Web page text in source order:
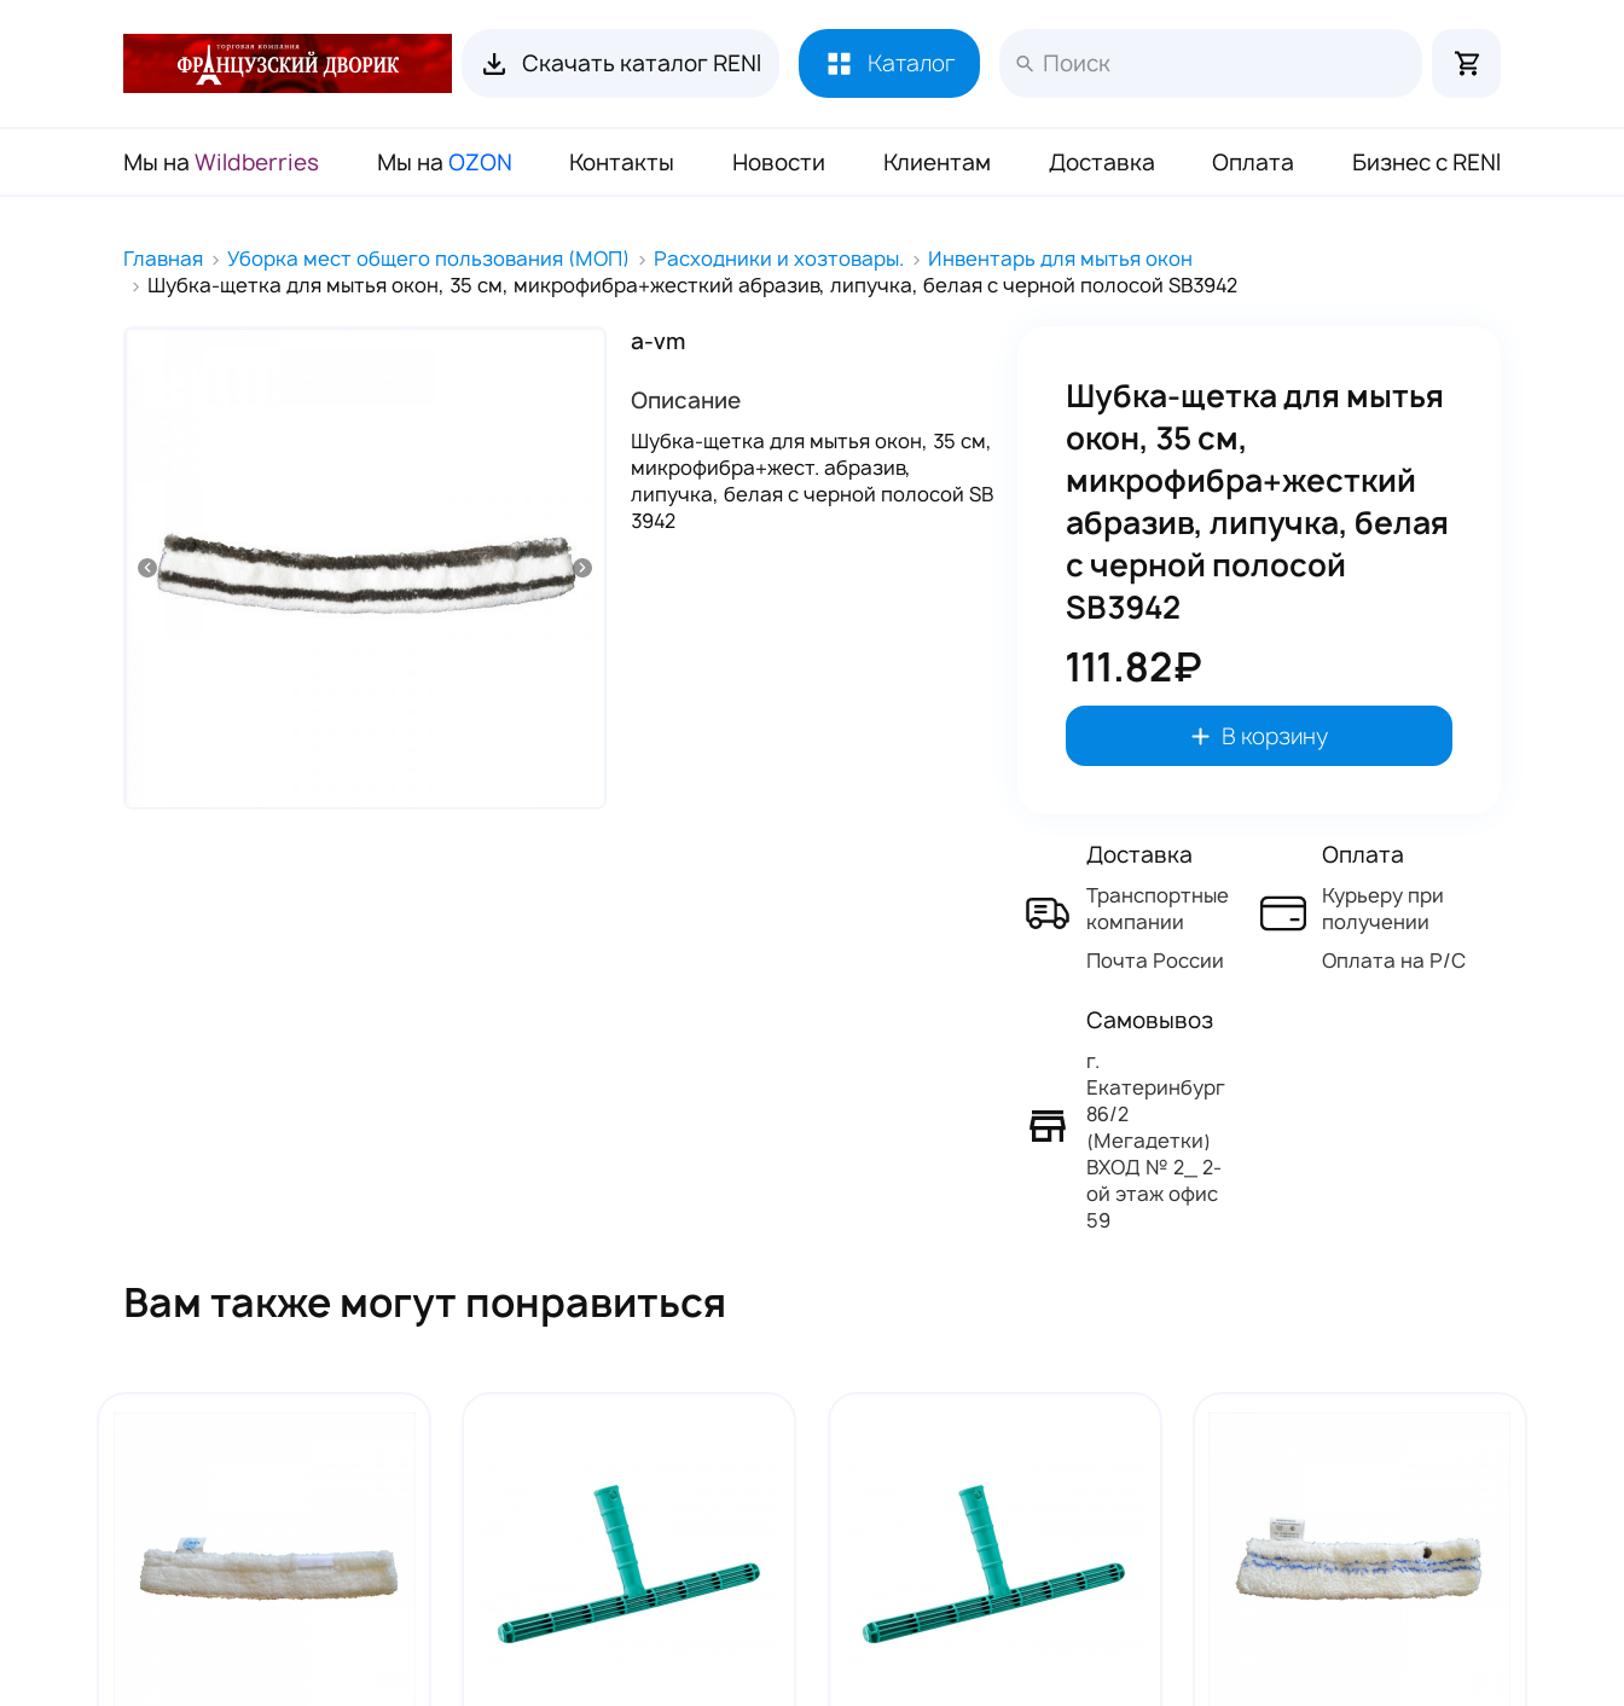
Скачать каталог RENI Каталог
Мы на Wildberries Мы на OZON Контакты Новости Клиентам Доставка Оплата Бизнес с RENI
RENI Каталог товаров
Tовары для маркетплейсов
Дезинфекция и стерилизация
Духи RENI Joy of Pink Маркировка ЧЗ 16
Аромадиффузор RENI Home
Блоттеры для духов RENI 320
Стикеры для духов RENI
Аксессуары RENI
Главная Уборка мест общего пользования (МОП) Расходники и хозтовары.
Инвентарь для мытья окон
Шубка-щетка для мытья окон, 35 см, микрофибра+жесткий абразив, липучка, белая с черной полосой SB3942
a-vm
Описание
Шубка-щетка для мытья окон, 35 см,
микрофибра+жест. абразив,
липучка, белая с черной полосой SB
3942
Шубка-щетка для мытья
окон, 35 см,
микрофибра+жесткий
абразив, липучка, белая
с черной полосой
SB3942
111.82₽
В корзину
Доставка
Транспортные
компании
Почта России
Оплата
Курьеру при
получении
Оплата на Р/C
Самовывоз
г.
Екатеринбург
86/2
(Мегадетки)
ВХОД № 2_ 2-
ой этаж офис
59
Вам также могут понравиться